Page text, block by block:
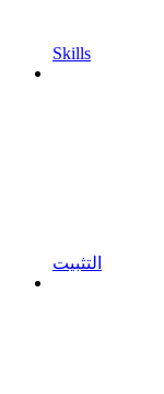
Skills
التثبيت